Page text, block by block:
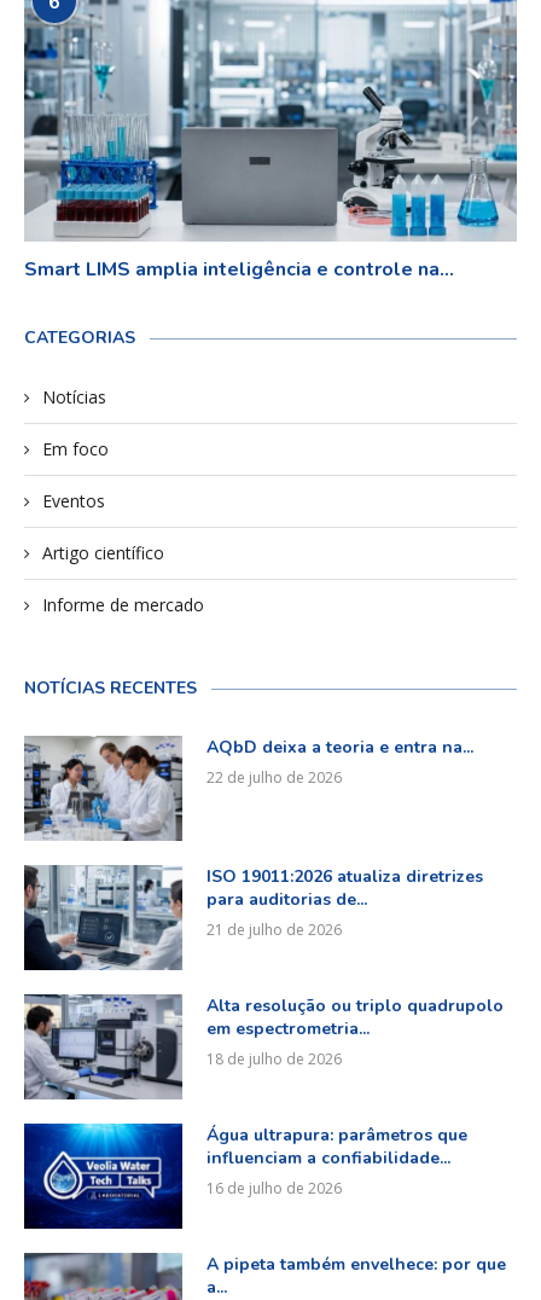
Smart LIMS amplia inteligência e controle na...
CATEGORIAS
Notícias
Em foco
Eventos
Artigo científico
Informe de mercado
NOTÍCIAS RECENTES
AQbD deixa a teoria e entra na...
22 de julho de 2026
ISO 19011:2026 atualiza diretrizes
para auditorias de...
21 de julho de 2026
Alta resolução ou triplo quadrupolo
em espectrometria...
18 de julho de 2026
Água ultrapura: parâmetros que
influenciam a confiabilidade...
16 de julho de 2026
A pipeta também envelhece: por que
a...